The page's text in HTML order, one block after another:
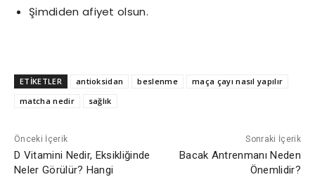
Şimdiden afiyet olsun.
ETİKETLER antioksidan beslenme
maça çayı nasıl yapılır
matcha nedir
sağlık
Önceki İçerik
D Vitamini Nedir, Eksikliğinde
Neler Görülür? Hangi
Sonraki İçerik
Bacak Antrenmanı Neden
Önemlidir?